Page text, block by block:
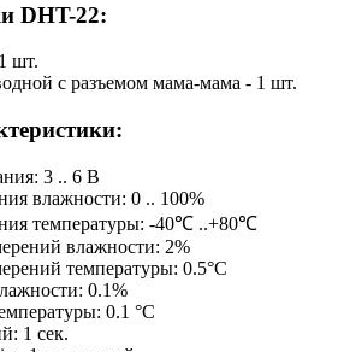
DHT-22:
шт.
с разъемом мама-мама - 1 шт.
3 .. 6 В
влажности: 0 .. 100%
температуры: -40℃ ..+80℃
влажности: 2%
температуры: 0.5°С
0.1%
0.1 °С
1 сек.